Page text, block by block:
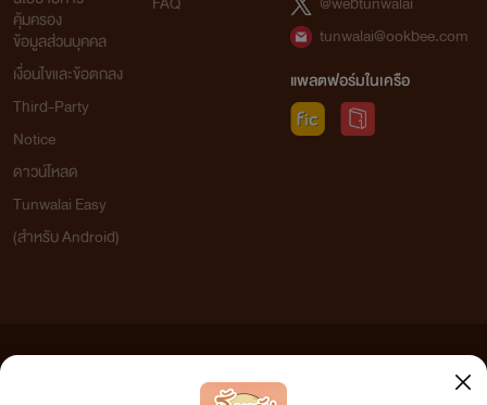
คุ้มครอง
ข้อมูลส่วนบุคคล
เงื่อนไขและข้อตกลง
Third-Party
Notice
ดาวน์โหลด
Tunwalai Easy
(สำหรับ Android)
tunwalai@ookbee.com
แพลตฟอร์มในเครือ
เว็บไซต์แห่งนี้ไม่ได้เห็นด้วยและไม่ขอรับผิดชอบต่อข้อความใดๆ ทั้งสิ้น ดังนั้นผู้อ่านทุกท่านโปรดใช้